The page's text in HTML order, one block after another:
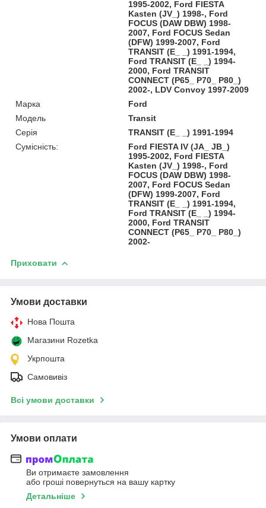
1995-2002, Ford FIESTA
Kasten (JV_) 1998-, Ford
FOCUS (DAW DBW) 1998-
2007, Ford FOCUS Sedan
(DFW) 1999-2007, Ford
TRANSIT (E_ _) 1991-1994,
Ford TRANSIT (E_ _) 1994-
2000, Ford TRANSIT
CONNECT (P65_ P70_ P80_)
2002-, LDV Convoy 1997-2009
Марка
Ford
Модель
Transit
Серія
TRANSIT (E_ _) 1991-1994
Сумісність:
Ford FIESTA IV (JA_ JB_)
1995-2002, Ford FIESTA
Kasten (JV_) 1998-, Ford
FOCUS (DAW DBW) 1998-
2007, Ford FOCUS Sedan
(DFW) 1999-2007, Ford
TRANSIT (E_ _) 1991-1994,
Ford TRANSIT (E_ _) 1994-
2000, Ford TRANSIT
CONNECT (P65_ P70_ P80_)
2002-
Приховати
Умови доставки
Нова Пошта
Магазини Rozetka
Укрпошта
Самовивіз
Всі умови доставки
Умови оплати
Ви отримаєте замовлення
або гроші повернуться на вашу картку
Детальніше